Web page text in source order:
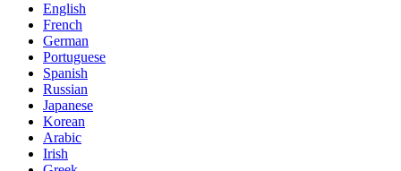
English
French
German
Portuguese
Spanish
Russian
Japanese
Korean
Arabic
Irish